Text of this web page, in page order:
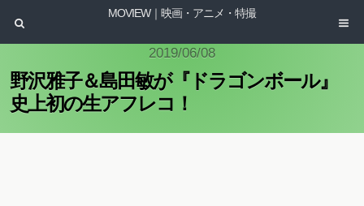
MOVIEW｜映画・アニメ・特撮
2019/06/08
野沢雅子＆島田敏が『ドラゴンボール』
史上初の生アフレコ！